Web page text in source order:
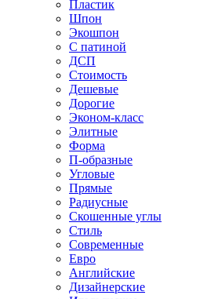
Пластик
Шпон
Экошпон
С патиной
ДСП
Стоимость
Дешевые
Дорогие
Эконом-класс
Элитные
Форма
П-образные
Угловые
Прямые
Радиусные
Скошенные углы
Стиль
Современные
Евро
Английские
Дизайнерские